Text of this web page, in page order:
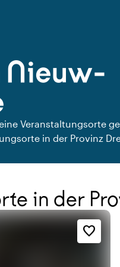
Nieuw-
Veranstaltungsorte
in der Provinz
in der
favorite_border
und Ästhetik
style
Erreichbarkeit und Lage
location_city